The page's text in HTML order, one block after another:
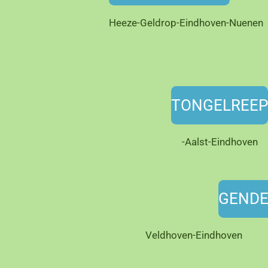
Heeze-Geldrop-Eindhoven-Nuenen
TONGELREEP
-Aalst-Eindhoven
Veldhoven-Eindhoven